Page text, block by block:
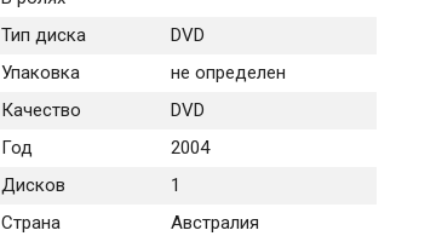
Тип диска
DVD
Упаковка
не определен
Качество
DVD
Год
2004
Дисков
1
Страна
Австралия